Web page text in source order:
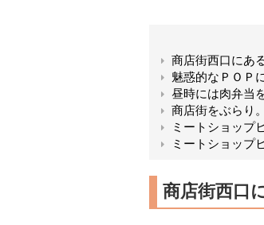
商店街西口にあ
魅惑的なＰＯＰ
昼時には肉弁当
商店街をぶらり
ミートショップ
ミートショッ
商店街西口